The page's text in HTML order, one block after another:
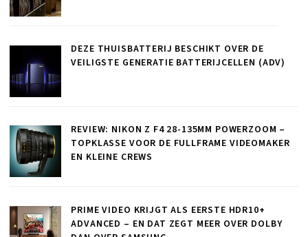
DEZE THUISBATTERIJ BESCHIKT OVER DE
VEILIGSTE GENERATIE BATTERIJCELLEN (ADV)
REVIEW: NIKON Z F4 28-135MM POWERZOOM –
TOPKLASSE VOOR DE FULLFRAME VIDEOMAKER
EN KLEINE CREWS
PRIME VIDEO KRIJGT ALS EERSTE HDR10+
ADVANCED – EN DAT ZEGT MEER OVER DOLBY